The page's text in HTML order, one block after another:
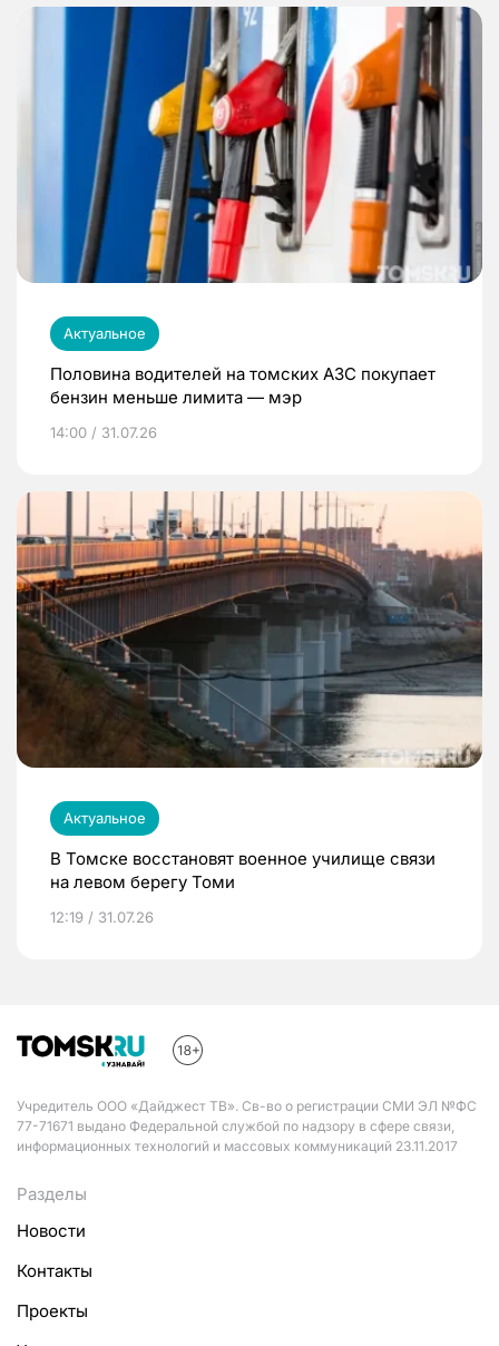
Актуальное
Половина водителей на томских АЗС покупает
бензин меньше лимита — мэр
14:00 / 31.07.26
Актуальное
В Томске восстановят военное училище связи
на левом берегу Томи
12:19 / 31.07.26
Учредитель ООО «Дайджест ТВ». Св-во о регистрации СМИ ЭЛ №ФС
77-71671 выдано Федеральной службой по надзору в сфере связи,
информационных технологий и массовых коммуникаций 23.11.2017
Разделы
Новости
Контакты
Проекты